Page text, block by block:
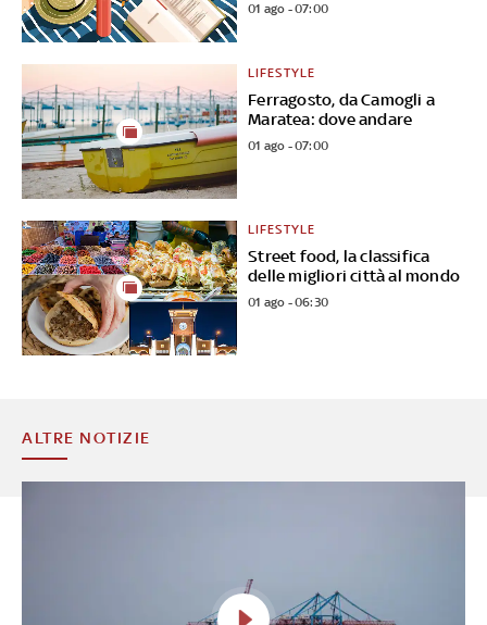
01 ago - 07:00
Ferragosto, da Camogli a
Maratea: dove andare
LIFESTYLE
01 ago - 07:00
Street food, la classifica
delle migliori città al mondo
LIFESTYLE
01 ago - 06:30
ALTRE NOTIZIE